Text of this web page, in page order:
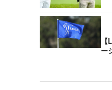
ー